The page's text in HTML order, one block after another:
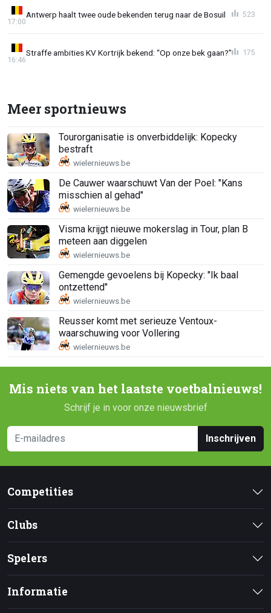
Antwerp haalt twee oude bekenden terug naar de Bosuil
17:00
523
Straffe ambities KV Kortrijk bekend: “Op onze bek gaan?”
16:46
175
Meer sportnieuws
Tourorganisatie is onverbiddelijk: Kopecky
bestraft
De Cauwer waarschuwt Van der Poel: "Kans
misschien al gehad"
Visma krijgt nieuwe mokerslag in Tour, plan B
meteen aan diggelen
Gemengde gevoelens bij Kopecky: "Ik baal
ontzettend"
Reusser komt met serieuze Ventoux-
waarschuwing voor Vollering
Mis niets van het laatste voetbalnieuws!
Schrijf je in voor onze nieuwsbrief
Inschrijven
Competities
Clubs
Spelers
Informatie